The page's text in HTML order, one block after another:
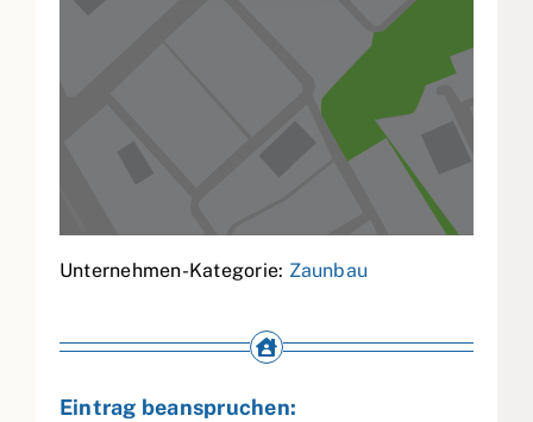
Unternehmen-Kategorie: Zaunbau
Eintrag beanspruchen: